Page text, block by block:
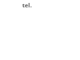
tel.